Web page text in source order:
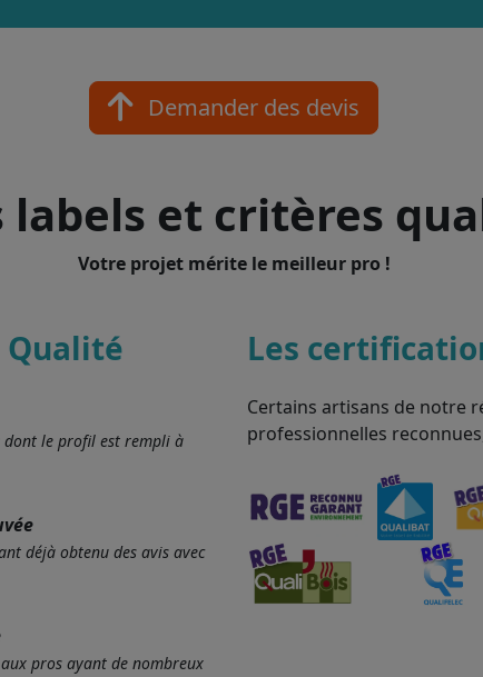
Demander des devis
labels et critères
Votre projet mérite le meilleur pro !
Qualité
dont le profil est rempli à
déjà obtenu des avis avec
pros ayant de nombreux
Les
Certains artisans de notre
professionnelles